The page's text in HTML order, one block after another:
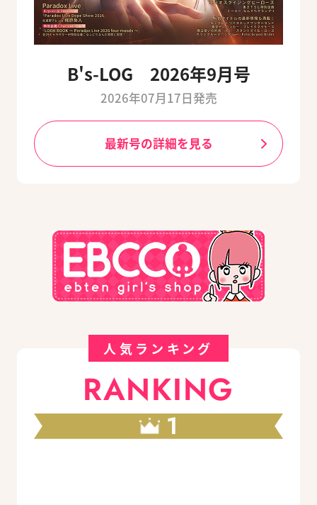
B's-LOG 2026年9月号
2026年07月17日発売
最新号の詳細を見る
人気ランキング
RANKING
1